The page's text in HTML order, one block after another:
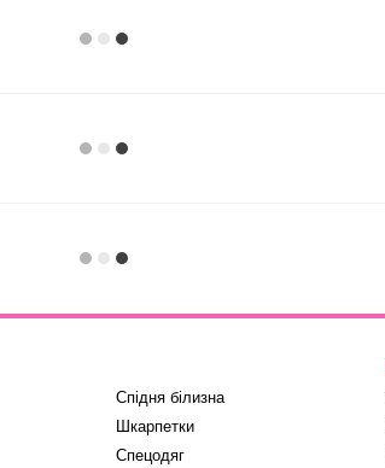
Спідня білизна
Шкарпетки
Спецодяг